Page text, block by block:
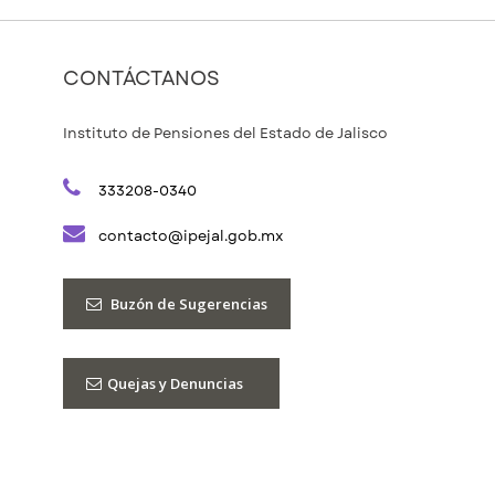
CONTÁCTANOS
Instituto de Pensiones del Estado de Jalisco
333208-0340
contacto@ipejal.gob.mx
Buzón de Sugerencias
Quejas y Denuncias